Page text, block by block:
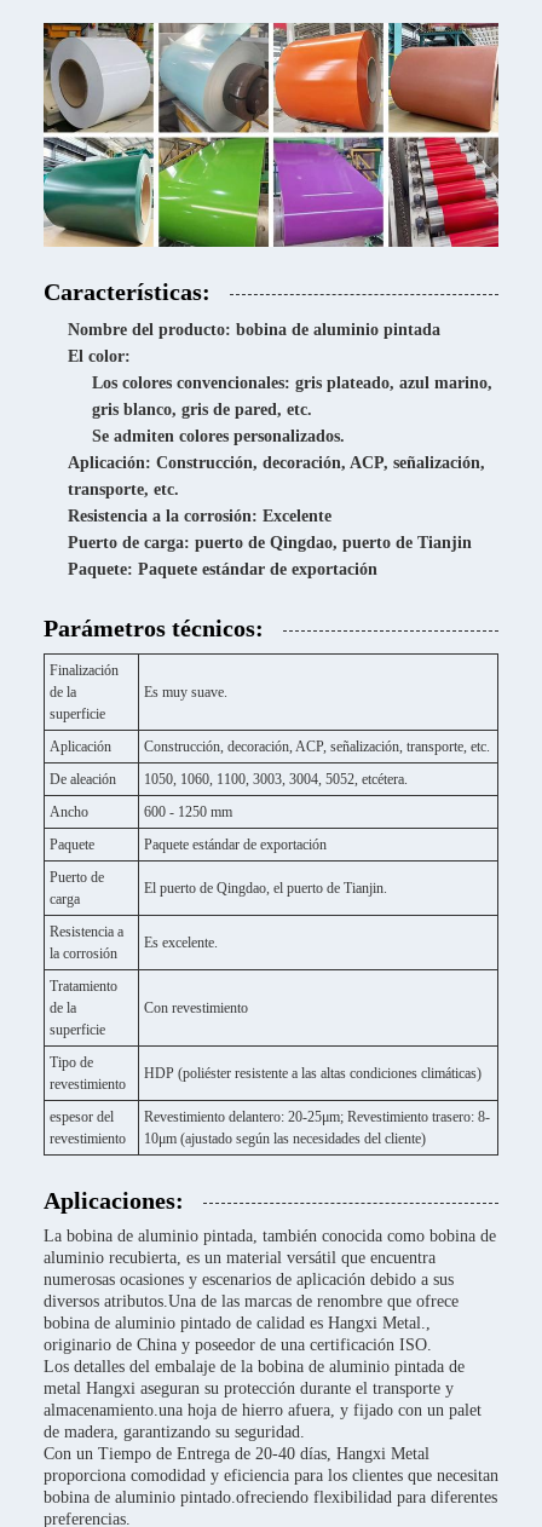
Características:
Nombre del producto: bobina de aluminio pintada
El color:
Los colores convencionales: gris plateado, azul marino,
gris blanco, gris de pared, etc.
Se admiten colores personalizados.
Aplicación: Construcción, decoración, ACP, señalización,
transporte, etc.
Resistencia a la corrosión: Excelente
Puerto de carga: puerto de Qingdao, puerto de Tianjin
Paquete: Paquete estándar de exportación
Parámetros técnicos:
Finalización
de la
superficie
Es muy suave.
Aplicación
Construcción, decoración, ACP, señalización, transporte, etc.
De aleación
1050, 1060, 1100, 3003, 3004, 5052, etcétera.
Ancho
600 - 1250 mm
Paquete
Paquete estándar de exportación
Puerto de
carga
El puerto de Qingdao, el puerto de Tianjin.
Resistencia a
la corrosión
Es excelente.
Tratamiento
de la
superficie
Con revestimiento
Tipo de
revestimiento
HDP (poliéster resistente a las altas condiciones climáticas)
espesor del
revestimiento
Revestimiento delantero: 20-25μm; Revestimiento trasero: 8-
10μm (ajustado según las necesidades del cliente)
Aplicaciones:
La bobina de aluminio pintada, también conocida como bobina de
aluminio recubierta, es un material versátil que encuentra
numerosas ocasiones y escenarios de aplicación debido a sus
diversos atributos.Una de las marcas de renombre que ofrece
bobina de aluminio pintado de calidad es Hangxi Metal.,
originario de China y poseedor de una certificación ISO.
Los detalles del embalaje de la bobina de aluminio pintada de
metal Hangxi aseguran su protección durante el transporte y
almacenamiento.una hoja de hierro afuera, y fijado con un palet
de madera, garantizando su seguridad.
Con un Tiempo de Entrega de 20-40 días, Hangxi Metal
proporciona comodidad y eficiencia para los clientes que necesitan
bobina de aluminio pintado.ofreciendo flexibilidad para diferentes
preferencias.